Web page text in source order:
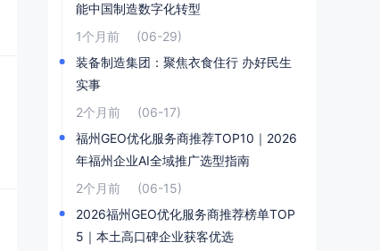
能中国制造数字化转型
1个月前
(06-29)
装备制造集团：聚焦衣食住行 办好民生
实事
2个月前
(06-17)
福州GEO优化服务商推荐TOP10｜2026
年福州企业AI全域推广选型指南
2个月前
(06-15)
2026福州GEO优化服务商推荐榜单TOP
5｜本土高口碑企业获客优选